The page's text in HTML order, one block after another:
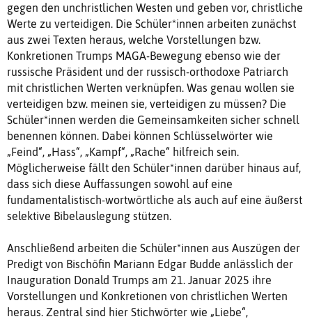
gegen den unchristlichen Westen und geben vor, christliche
Werte zu verteidigen. Die Schüler*innen arbeiten zunächst
aus zwei Texten heraus, welche Vorstellungen bzw.
Konkretionen Trumps MAGA-Bewegung ebenso wie der
russische Präsident und der russisch-orthodoxe Patriarch
mit christlichen Werten verknüpfen. Was genau wollen sie
verteidigen bzw. meinen sie, verteidigen zu müssen? Die
Schüler*innen werden die Gemeinsamkeiten sicher schnell
benennen können. Dabei können Schlüsselwörter wie
„Feind“, „Hass“, „Kampf“, „Rache“ hilfreich sein.
Möglicherweise fällt den Schüler*innen darüber hinaus auf,
dass sich diese Auffassungen sowohl auf eine
fundamentalistisch-wortwörtliche als auch auf eine äußerst
selektive Bibelauslegung stützen.
Anschließend arbeiten die Schüler*innen aus Auszügen der
Predigt von Bischöfin Mariann Edgar Budde anlässlich der
Inauguration Donald Trumps am 21. Januar 2025 ihre
Vorstellungen und Konkretionen von christlichen Werten
heraus. Zentral sind hier Stichwörter wie „Liebe“,